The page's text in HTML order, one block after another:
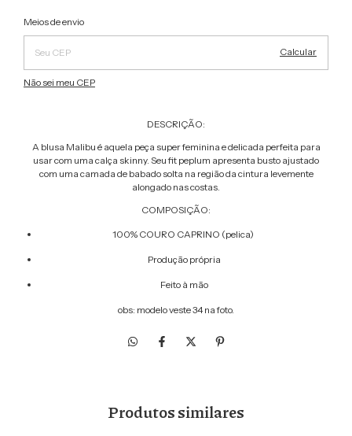
Entregas para o CEP:
Meios de envio
Calcular
Não sei meu CEP
DESCRIÇÃO:
A blusa Malibu é aquela peça super feminina e delicada perfeita para
usar com uma calça skinny. Seu fit peplum apresenta busto ajustado
com uma camada de babado solta na região da cintura levemente
alongado nas costas.
COMPOSIÇÃO:
100% COURO CAPRINO (pelica)
Produção própria
Feito à mão
obs: modelo veste 34 na foto.
Produtos similares